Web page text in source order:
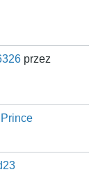
przez
Prince